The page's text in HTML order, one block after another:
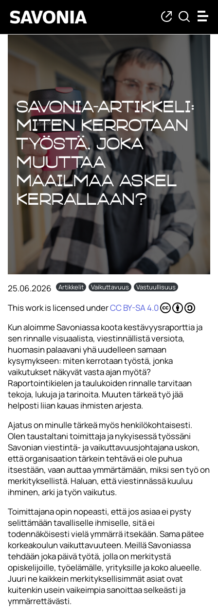
Savonia-artikkeli:
Miten kerrotaan
työstä, joka
muuttaa
maailmaa askel
kerrallaan?
25.06.2026 Artikkelit Vaikuttavuus Vastuullisuus
This work is licensed underCC BY-SA 4.0
Kun aloimme Savoniassa koota kestävyysraporttia ja
sen rinnalle visuaalista, viestinnällistä versiota,
huomasin palaavani yhä uudelleen samaan
kysymykseen: miten kerrotaan työstä, jonka
vaikutukset näkyvät vasta ajan myötä?
Raportointikielen ja taulukoiden rinnalle tarvitaan
tekoja, lukuja ja tarinoita. Muuten tärkeä työ jää
helposti liian kauas ihmisten arjesta.
Ajatus on minulle tärkeä myös henkilökohtaisesti.
Olen taustaltani toimittaja ja nykyisessä työssäni
Savonian viestintä- ja vaikuttavuusjohtajana uskon,
että organisaation tärkein tehtävä ei ole puhua
itsestään, vaan auttaa ymmärtämään, miksi sen työ on
merkityksellistä. Haluan, että viestinnässä kuuluu
ihminen, arki ja työn vaikutus.
Toimittajana opin nopeasti, että jos asiaa ei pysty
selittämään tavalliselle ihmiselle, sitä ei
todennäköisesti vielä ymmärrä itsekään. Sama pätee
korkeakoulun vaikuttavuuteen. Meillä Savoniassa
tehdään joka päivä työtä, jolla on merkitystä
opiskelijoille, työelämälle, yrityksille ja koko alueelle.
Juuri ne kaikkein merkityksellisimmät asiat ovat
kuitenkin usein vaikeimpia sanoittaa selkeästi ja
ymmärrettävästi.